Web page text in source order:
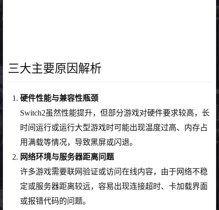
三大主要原因解析
硬件性能与兼容性瓶颈
Switch2虽然性能提升，但部分游戏对硬件要求较高，长
时间运行或运行大型游戏时可能出现温度过高、内存占
用满载等情况，导致黑屏或闪退。
网络环境与服务器距离问题
许多游戏需要联网验证或访问在线内容，由于网络不稳
定或服务器距离较远，容易出现连接超时、卡加载界面
或报错代码的问题。